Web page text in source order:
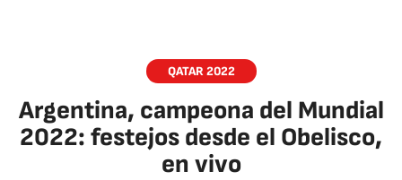
QATAR 2022
Argentina, campeona del Mundial
2022: festejos desde el Obelisco,
en vivo